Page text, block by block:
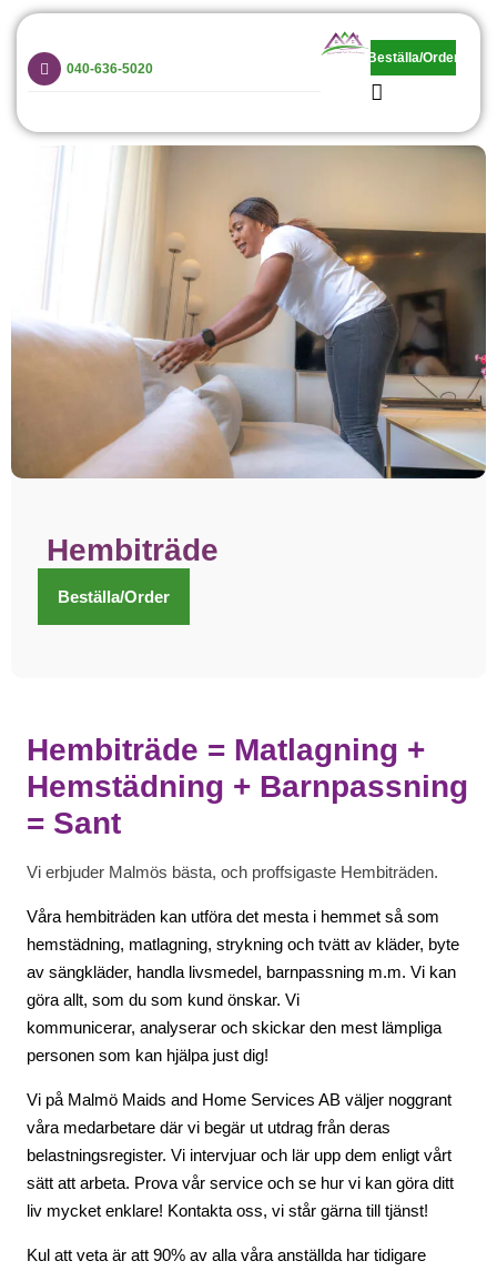
040-636-5020
Beställa/Order
Malmomaids and Home Services
Vi är grymma på hemstädning, barnpassning och trappstädning!
Hem
Privat
Anställda
Hembiträde
Beställa/Order
Hembiträde = Matlagning +
Hemstädning + Barnpassning
= Sant
Vi erbjuder Malmös bästa, och proffsigaste Hembiträden.
Våra hembiträden kan utföra det mesta i hemmet så som
hemstädning, matlagning, strykning och tvätt av kläder, byte
av sängkläder, handla livsmedel, barnpassning m.m. Vi kan
göra allt, som du som kund önskar. Vi
kommunicerar, analyserar och skickar den mest lämpliga
personen som kan hjälpa just dig!
Vi på Malmö Maids and Home Services AB väljer noggrant
våra medarbetare där vi begär ut utdrag från deras
belastningsregister. Vi intervjuar och lär upp dem enligt vårt
sätt att arbeta. Prova vår service och se hur vi kan göra ditt
liv mycket enklare! Kontakta oss, vi står gärna till tjänst!
Kul att veta är att 90% av alla våra anställda har tidigare